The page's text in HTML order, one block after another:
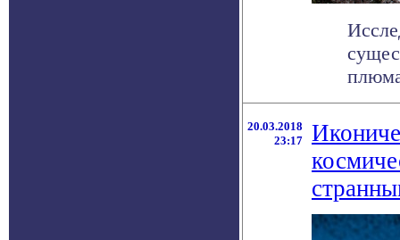
20.03.2018
23:17